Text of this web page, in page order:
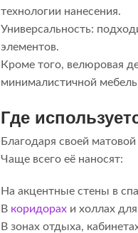
технологии нанесения.
Универсальность:
элементов.
Кроме того, велюровая
минималистичной
Где
Благодаря своей
Чаще всего её наносят:
На акцентные стены в
В коридорахи холлах для
В зонах отдыха,